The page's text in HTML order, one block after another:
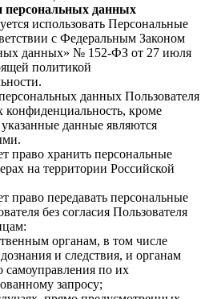
персональных данных
использовать Персональные
с Федеральным Законом
данных» № 152-ФЗ от 27 июля
политикой
данных Пользователя
конфиденциальность, кроме
указанные данные являются
право хранить персональные
на территории Российской
право передавать персональные
без согласия Пользователя
органам, в том числе
и следствия, и органам
самоуправления по их
запросу;